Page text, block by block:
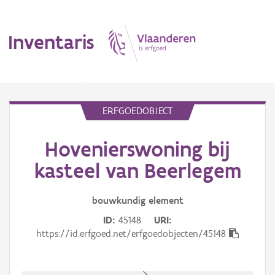
Inventaris
Erfgoedobject
Aanduidingsobject
ERFGOEDOBJECT
Hovenierswoning bij
kasteel van Beerlegem
bouwkundig element
ID 45148
URI
https://id.erfgoed.net/erfgoedobjecten/45148